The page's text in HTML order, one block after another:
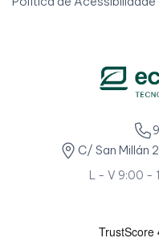
C/ San Millán
L - V 9:00 -